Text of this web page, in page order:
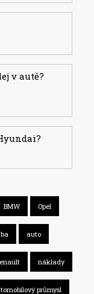
v autě?
BMW Opel
auto
náklady
průmysl